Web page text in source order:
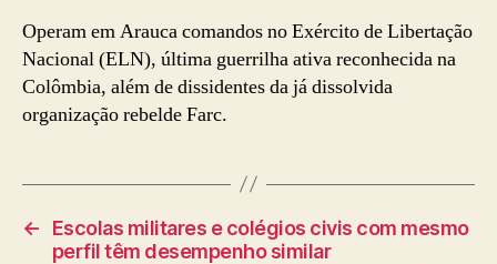
Operam em Arauca comandos no Exército de Libertação
Nacional (ELN), última guerrilha ativa reconhecida na
Colômbia, além de dissidentes da já dissolvida
organização rebelde Farc.
←
Escolas militares e colégios civis com mesmo
perfil têm desempenho similar